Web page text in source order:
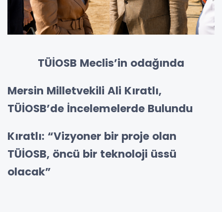
TÜİOSB Meclis’in odağında
Mersin Milletvekili Ali Kıratlı,
TÜİOSB’de İncelemelerde Bulundu
Kıratlı: “Vizyoner bir proje olan
TÜİOSB, öncü bir teknoloji üssü
olacak”